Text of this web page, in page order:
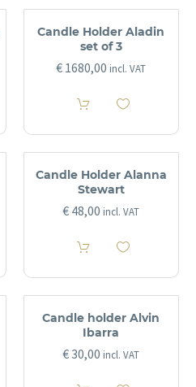
Candle Holder Aladin
set of 3
€ 1680,00 incl. VAT
Candle Holder Alanna
Stewart
€ 48,00 incl. VAT
Candle holder Alvin
Ibarra
€30,00 incl. VAT